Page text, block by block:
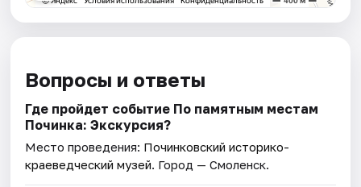
Вопросы и ответы
Где пройдет событие По памятным местам
Починка: Экскурсия?
Место проведения: Починковский историко-
краеведческий музей. Город — Смоленск.